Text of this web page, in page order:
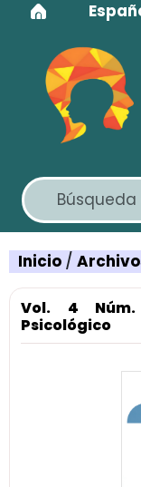
Ir al menú de
Ir al contenido
Ir al pie de página
Inicio /
Vol. 4 Núm.
Psicológico